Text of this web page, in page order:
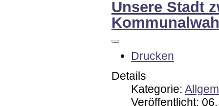
Unsere Stadt
Drucken
Details
Kategorie:
Veröffentlicht: